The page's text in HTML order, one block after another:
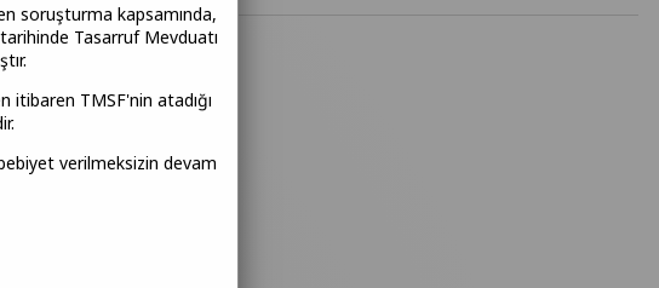
soruşturma kapsamında,
Tasarruf Mevduatı
TMSF'nin atadığı
verilmeksizin devam